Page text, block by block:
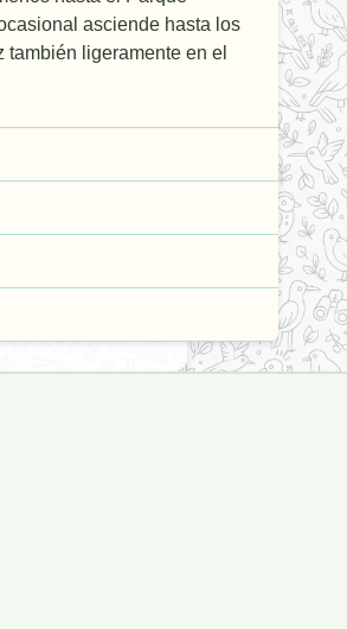
asciende hasta los
ligeramente en el